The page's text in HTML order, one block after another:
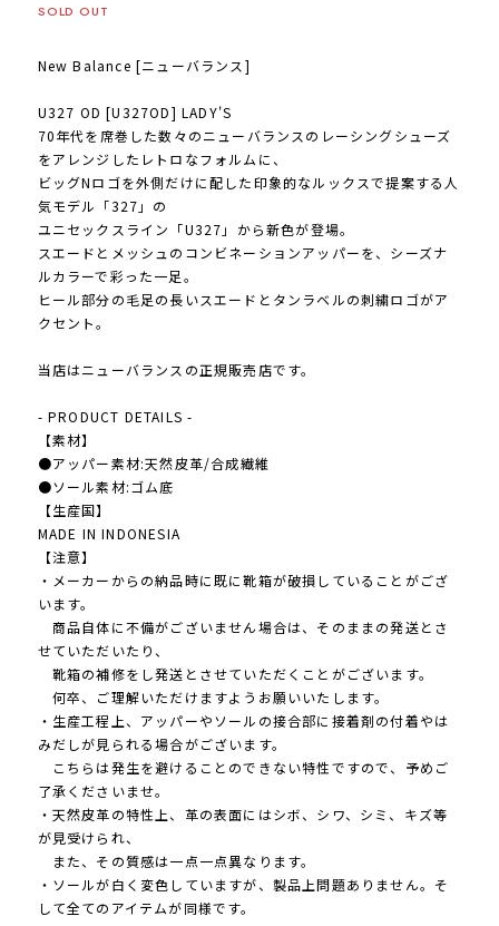
SOLD OUT
New Balance [ニューバランス]
U327 OD [U327OD] LADY'S
70年代を席巻した数々のニューバランスのレーシングシューズ
をアレンジしたレトロなフォルムに、
ビッグNロゴを外側だけに配した印象的なルックスで提案する人
気モデル「327」の
ユニセックスライン「U327」から新色が登場。
スエードとメッシュのコンビネーションアッパーを、シーズナ
ルカラーで彩った一足。
ヒール部分の毛足の長いスエードとタンラベルの刺繍ロゴがア
クセント。
当店はニューバランスの正規販売店です。
- PRODUCT DETAILS -
【素材】
●アッパー素材:天然皮革/合成繊維
●ソール素材:ゴム底
【生産国】
MADE IN INDONESIA
【注意】
・メーカーからの納品時に既に靴箱が破損していることがござ
います。
商品自体に不備がございません場合は、そのままの発送とさ
せていただいたり、
靴箱の補修をし発送とさせていただくことがございます。
何卒、ご理解いただけますようお願いいたします。
・生産工程上、アッパーやソールの接合部に接着剤の付着やは
みだしが見られる場合がございます。
こちらは発生を避けることのできない特性ですので、予めご
了承くださいませ。
・天然皮革の特性上、革の表面にはシボ、シワ、シミ、キズ等
が見受けられ、
また、その質感は一点一点異なります。
・ソールが白く変色していますが、製品上問題ありません。そ
して全てのアイテムが同様です。